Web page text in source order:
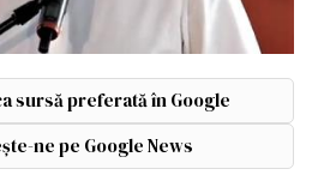
sursă preferată în Google
ne pe Google News